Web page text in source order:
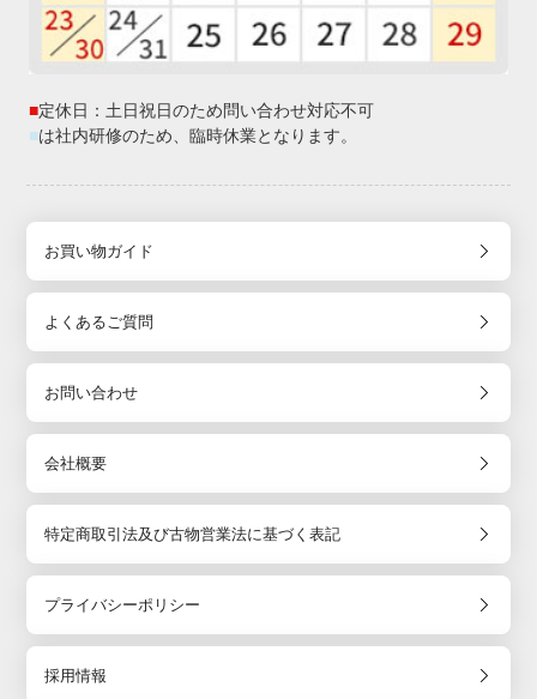
■定休日：土日祝日のため問い合わせ対応不可
■は社内研修のため、臨時休業となります。
お買い物ガイド
よくあるご質問
お問い合わせ
会社概要
特定商取引法及び古物営業法に基づく表記
プライバシーポリシー
採用情報